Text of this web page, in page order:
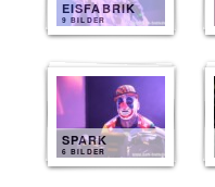
EISFABRIK
9 BILDER
SPARK
6 BILDER